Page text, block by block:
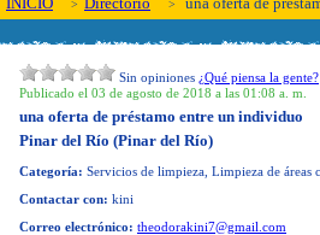
Sin opiniones ¿Qué piensa la gente?
Publicado el 03 de agosto de 2018 a las 01:08 a. m.
una oferta de préstamo entre un individuo
Pinar del Río (Pinar del Río)
Categoría: Servicios de limpieza, Limpieza de áreas
Contactar con: kini
Correo electrónico: theodorakini7@gmail.com